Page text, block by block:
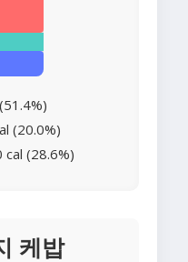
(20.0%)
cal (28.6%)
케밥